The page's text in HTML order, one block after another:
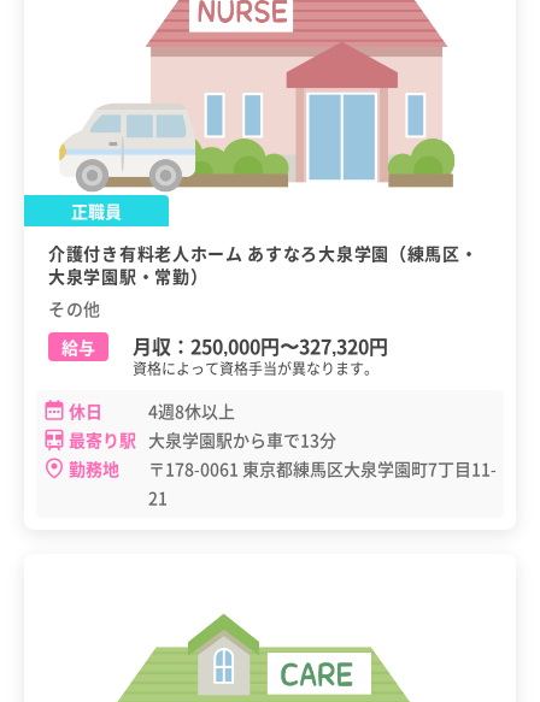
正職員
介護付き有料老人ホーム あすなろ大泉学園（練馬区・
大泉学園駅・常勤）
その他
給与
月収： 250,000円〜327,320円
資格によって資格手当が異なります。
休日
4週8休以上
最寄り駅 大泉学園駅から車で13分
勤務地
〒178-0061 東京都練馬区大泉学園町7丁目11-
21